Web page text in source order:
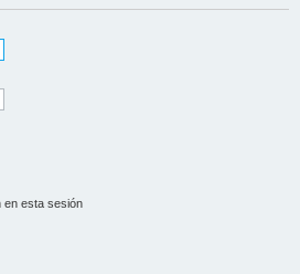
en esta sesión